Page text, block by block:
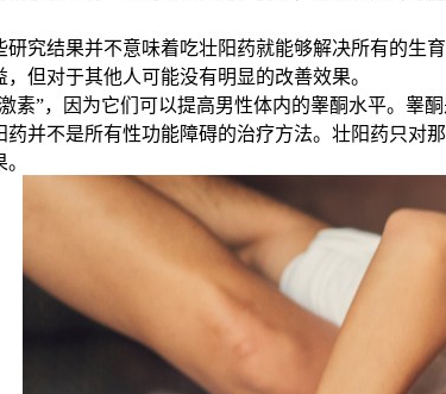
结果并不意味着吃壮阳药就能够解决所有的生育
但对于其他人可能没有明显的改善效果。
”，因为它们可以提高男性体内的睾酮水平。睾酮
不是所有性功能障碍的治疗方法。壮阳药只对